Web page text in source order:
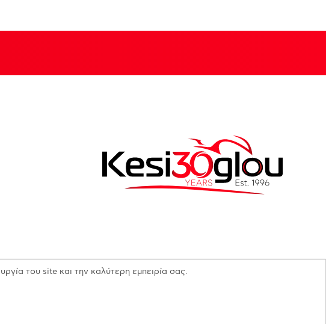
reserved
του site και την καλύτερη εμπειρία σας.